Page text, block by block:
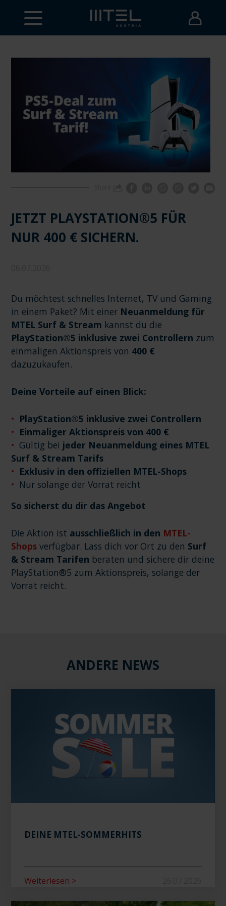
JETZT PLAYSTATION®5 FÜR
NUR 400 € SICHERN.
Du möchtest schnelles Internet, TV und Gaming
in einem Paket? Mit einer Neuanmeldung für
MTEL Surf & Stream kannst du die
PlayStation®5 inklusive zwei Controllern zum
einmaligen Aktionspreis von 400 €
dazuzukaufen.
Deine Vorteile auf einen Blick:
PlayStation®5 inklusive zwei Controllern
Einmaliger Aktionspreis von 400 €
Gültig bei jeder Neuanmeldung eines MTEL
Surf & Stream Tarifs
Exklusiv in den offiziellen MTEL-Shops
Nur solange der Vorrat reicht
So sicherst du dir das Angebot
Die Aktion ist ausschließlich in den MTEL-
Shops verfügbar. Lass dich vor Ort zu den Surf
& Stream Tarifen beraten und sichere dir deine
PlayStation®5 zum Aktionspreis, solange der
Vorrat reicht.
ANDERE NEWS
DEINE MTEL-SOMMERHITS
Weiterlesen >